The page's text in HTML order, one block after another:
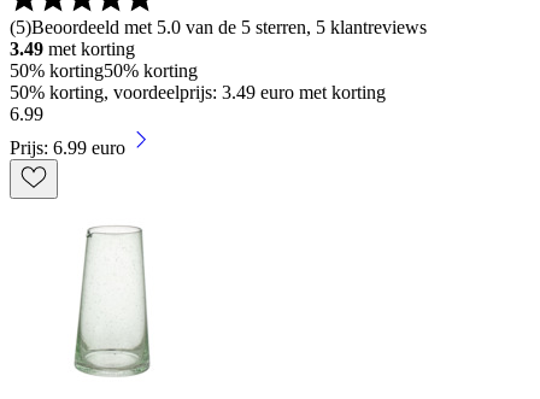
(5)Beoordeeld met 5.0 van de 5 sterren, 5 klantreviews
3.49 met korting
50% korting50% korting
50% korting, voordeelprijs: 3.49 euro met korting
6.99
Prijs: 6.99 euro